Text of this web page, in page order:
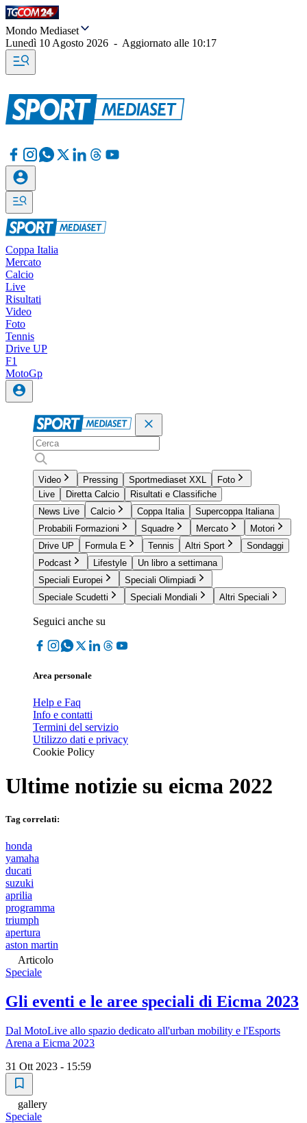
Mondo Mediaset
Lunedì 10 Agosto 2026 - Aggiornato alle 10:17
Coppa Italia
Mercato
Calcio
Live
Risultati
Video
Foto
Tennis
Drive UP
F1
MotoGp
Video Pressing Sportmediaset XXL
Foto
Live
Diretta Calcio
Risultati e Classifiche
News Live
Calcio Coppa Italia
Supercoppa Italiana
Probabili Formazioni
Squadre Mercato
Motori
Drive UP
Formula E Tennis Altri Sport
Sondaggi
Podcast
Lifestyle
Un libro a settimana
Speciali Europei
Speciali Olimpiadi
Speciale Scudetti
Speciali Mondiali Altri Speciali
Seguici anche su
Area personale
Help e Faq
Info e contatti
Termini del servizio
Utilizzo dati e privacy
Cookie Policy
Ultime notizie su eicma 2022
Tag correlati:
honda
yamaha
ducati
suzuki
aprilia
programma
triumph
apertura
aston martin
Articolo
Speciale
Gli eventi e le aree speciali di Eicma 2023
Dal MotoLive allo spazio dedicato all'urban mobility e l'Esports
Arena a Eicma 2023
31 Ott 2023 - 15:59
gallery
Speciale